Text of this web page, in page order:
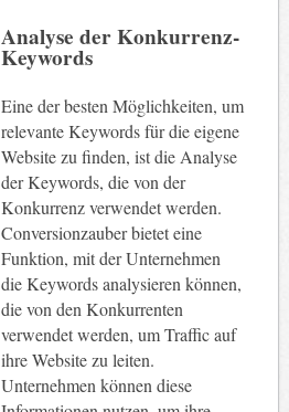
Analyse der Konkurrenz-
Keywords
Eine der besten Möglichkeiten, um
relevante Keywords für die eigene
Website zu finden, ist die Analyse
der Keywords, die von der
Konkurrenz verwendet werden.
Conversionzauber bietet eine
Funktion, mit der Unternehmen
die Keywords analysieren können,
die von den Konkurrenten
verwendet werden, um Traffic auf
ihre Website zu leiten.
Unternehmen können diese